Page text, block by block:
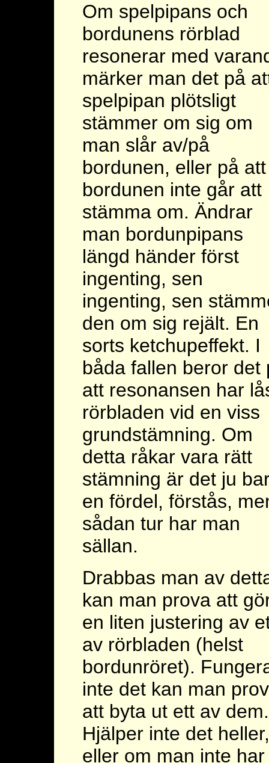
Om spelpipans och
bordunens rörblad
resonerar med
märker man det på
spelpipan plötsligt
stämmer om sig om
man slår av/på
bordunen, eller på att
bordunen inte går att
stämma om. Ändrar
man bordunpipans
längd händer först
ingenting, sen
ingenting, sen
den om sig rejält. En
sorts ketchupeffekt. I
båda fallen beror det
att resonansen har
rörbladen vid en viss
grundstämning. Om
detta råkar vara rätt
stämning är det ju
en fördel, förstås,
sådan tur har man
sällan.
Drabbas man av
kan man prova att
en liten justering av
av rörbladen (helst
bordunröret).
inte det kan man
att byta ut ett av dem.
Hjälper inte det heller,
eller om man inte har